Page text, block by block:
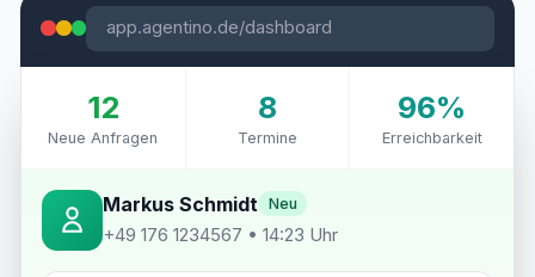
app.agentino.de/dashboard
12
Neue Anfragen
8
Termine
96%
Erreichbarkeit
Markus Schmidt Neu
+49 176 1234567 • 14:23 Uhr